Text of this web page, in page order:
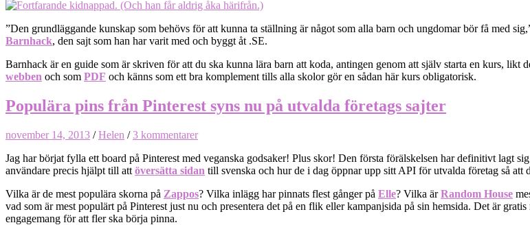
”Den grundläggande kunskap som behövs för att kunna ta ställning är något som alla barn och ungdomar bör få med
Barnhack, den sajt som han har varit med och byggt åt .SE.
Barnhack är en guide som är skriven för att du ska kunna lära barn att koda, antingen genom att själv starta en kurs, likt
webben och som PDF och känns som ett bra komplement tills alla skolor gör en sådan här kurs obligatorisk.
Populära pins från Pinterest syns nu på utvalda företags sajter
november 14, 2013 /Helen /3 kommentarer
Jag har börjat fylla ett board på Pinterest med veganska godsaker! Plus skor! Den första förälskelsen har definitivt lagt
användare precis hjälpt till att översätta sidan till svenska och hur de i dag öppnar upp sitt API för utvalda företag så att
Vilka är de mest populära skorna på Zappos? Vilka inlägg har pinnats flest gånger på Elle? Vilka ärRandom House
vad som är mest populärt på Pinterest just nu och presentera det på en flik eller kampanjsida på sin hemsida. Det är
engagemang för att fler ska börja pinna.